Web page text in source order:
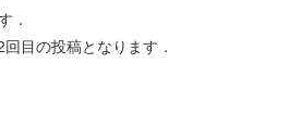
．
目の投稿となります．